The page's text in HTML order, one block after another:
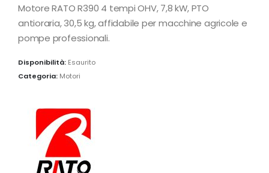
Motore RATO R390 4 tempi OHV, 7,8 kW, PTO
antioraria, 30,5 kg, affidabile per macchine agricole e
pompe professionali.
Disponibilità: Esaurito
Categoria: Motori